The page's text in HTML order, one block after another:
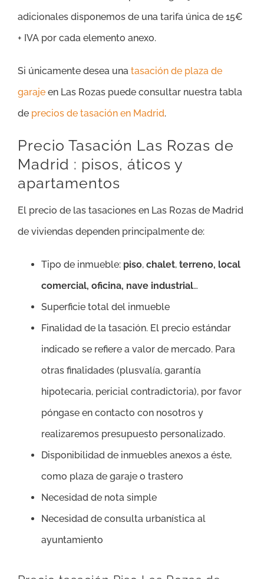
adicionales disponemos de una tarifa única de 15€
+ IVA por cada elemento anexo.
Si únicamente desea una tasación de plaza de
garaje en Las Rozas puede consultar nuestra tabla
de precios de tasación en Madrid.
Precio Tasación Las Rozas de
Madrid : pisos, áticos y
apartamentos
El precio de las tasaciones en Las Rozas de Madrid
de viviendas dependen principalmente de:
Tipo de inmueble: piso, chalet, terreno, local
comercial, oficina, nave industrial…
Superficie total del inmueble
Finalidad de la tasación. El precio estándar
indicado se refiere a valor de mercado. Para
otras finalidades (plusvalía, garantía
hipotecaria, pericial contradictoria), por favor
póngase en contacto con nosotros y
realizaremos presupuesto personalizado.
Disponibilidad de inmuebles anexos a éste,
como plaza de garaje o trastero
Necesidad de nota simple
Necesidad de consulta urbanística al
ayuntamiento